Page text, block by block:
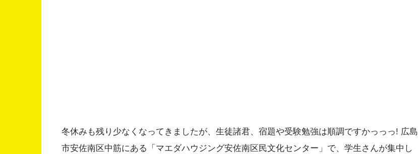
冬休みも残り少なくなってきましたが、生徒諸君、宿題や受験勉強は順調ですかっっっ! 広島
市安佐南区中筋にある「マエダハウジング安佐南区民文化センター」で、学生さんが集中し